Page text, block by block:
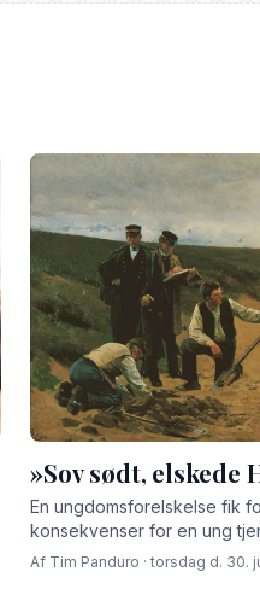
»Sov sødt, elskede
En ungdomsforelskelse fik
konsekvenser for en ung
gård for godt 100 år siden.
Af Tim Panduro · torsdag d. 30.